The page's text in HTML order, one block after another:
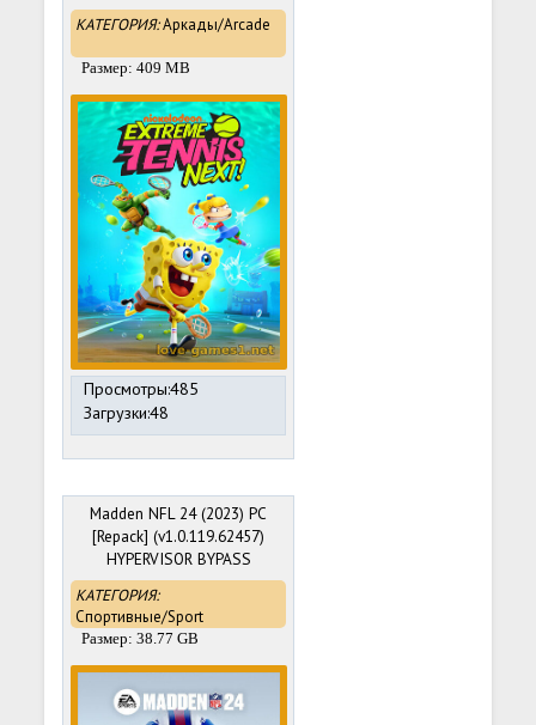
КАТЕГОРИЯ:Аркады/Arcade
Размер: 409 MB
Просмотры:485
Загрузки:48
Madden NFL 24 (2023) PC
[Repack] (v1.0.119.62457)
HYPERVISOR BYPASS
КАТЕГОРИЯ:
Спортивные/Sport
Размер: 38.77 GB